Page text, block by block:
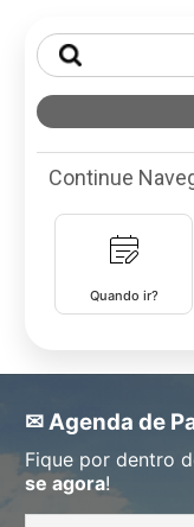
Pesquisar
por:
Continue
Quando ir?
✉ Agenda de
Fique por dentro
se agora!